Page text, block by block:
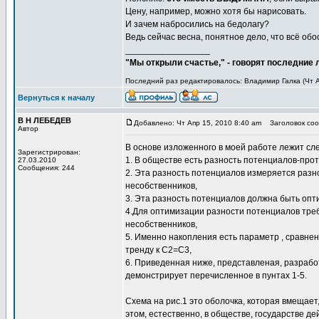
Цену, например, можно хотя бы нарисовать.
И зачем набросились на бедолагу?
Ведь сейчас весна, понятное дело, что всё
"Мы открыли счастье," - говорят
Последний раз редактировалось: Владимир Галка (Чт
Вернуться к началу
В Н ЛЕБЕДЕВ
Автор
Зарегистрирован:
27.03.2010
Сообщения: 244
Добавлено: Чт Апр 15, 2010 8:40 am Заголовок
В основе изложенного в моей работе лежит
1. В обществе есть разность потенциалов-
2. Эта разность потенциалов измеряется
несобственников,
3. Эта разность потенциалов должна быть
4.Для оптимизации разности потенциалов
несобственников,
5. Именно накопления есть параметр ,
тренду к С2=С3,
6. Приведенная ниже, представленая,
демонстрирует перечисленное в пунтах 1-5.
Схема на рис.1 это оболочка, которая
этом, естественно, в обществе, государстве